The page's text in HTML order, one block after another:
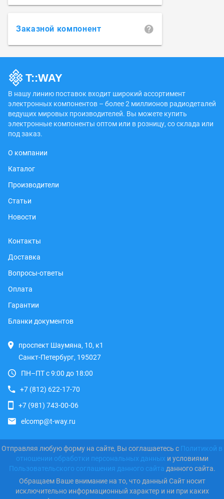
Заказной компонент
В нашу линию поставок входит широкий ассортимент
электронных компонентов – более 2 миллионов радиодеталей
ведущих мировых производителей. Вы можете купить
электронные компоненты оптом или в розницу, со склада или
под заказ.
О компании
Каталог
Производители
Статьи
Новости
Контакты
Доставка
Вопросы-ответы
Оплата
Гарантии
Бланки документов
проспект Шаумяна, 10, к1
Санкт-Петербург, 195027
ПН–ПТ с 9:00 до 18:00
+7 (812) 622-17-70
+7 (981) 743-00-06
elcomp@t-way.ru
Отправляя любую форму на сайте, Вы соглашаетесь с Политикой в
отношении обработки персональных данных и условиями
Пользовательского соглашения данного сайта данного сайта.
Обращаем Ваше внимание на то, что данный Сайт носит
исключительно информационный характер и ни при каких